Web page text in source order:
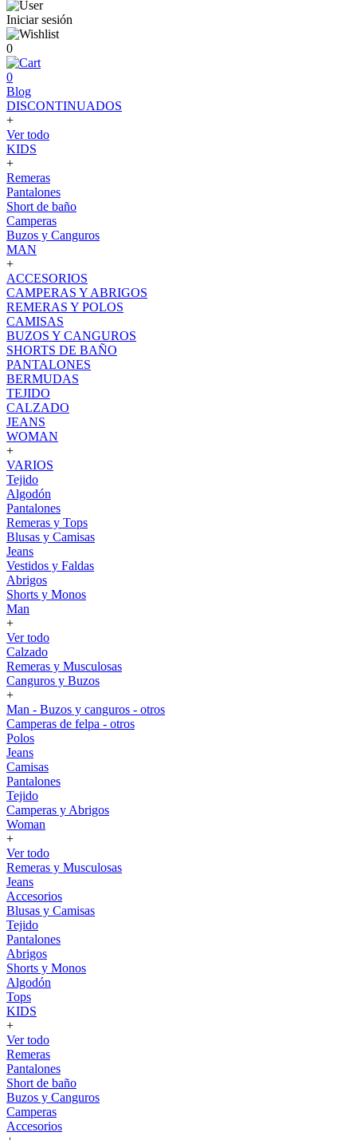
Iniciar sesión
0
0
Blog
DISCONTINUADOS
+
Ver todo
KIDS
+
Remeras
Pantalones
Short de baño
Camperas
Buzos y Canguros
MAN
+
ACCESORIOS
CAMPERAS Y ABRIGOS
REMERAS Y POLOS
CAMISAS
BUZOS Y CANGUROS
SHORTS DE BAÑO
PANTALONES
BERMUDAS
TEJIDO
CALZADO
JEANS
WOMAN
+
VARIOS
Tejido
Algodón
Pantalones
Remeras y Tops
Blusas y Camisas
Jeans
Vestidos y Faldas
Abrigos
Shorts y Monos
Man
+
Ver todo
Calzado
Remeras y Musculosas
Canguros y Buzos
+
Man - Buzos y canguros - otros
Camperas de felpa - otros
Polos
Jeans
Camisas
Pantalones
Tejido
Camperas y Abrigos
Woman
+
Ver todo
Remeras y Musculosas
Jeans
Accesorios
Blusas y Camisas
Tejido
Pantalones
Abrigos
Shorts y Monos
Algodón
Tops
KIDS
+
Ver todo
Remeras
Pantalones
Short de baño
Buzos y Canguros
Camperas
Accesorios